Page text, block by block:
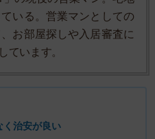
いる。営業マンとしての
お部屋探しや入居審査に
ています。
く治安が良い